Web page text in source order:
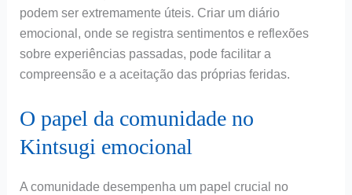
podem ser extremamente úteis. Criar um diário
emocional, onde se registra sentimentos e reflexões
sobre experiências passadas, pode facilitar a
compreensão e a aceitação das próprias feridas.
O papel da comunidade no
Kintsugi emocional
A comunidade desempenha um papel crucial no